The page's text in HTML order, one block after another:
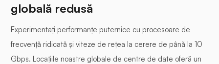
globală redusă
Experimentați performanțe puternice cu procesoare de
frecvență ridicată și viteze de rețea la cerere de până la 10
Gbps. Locațiile noastre globale de centre de date oferă un